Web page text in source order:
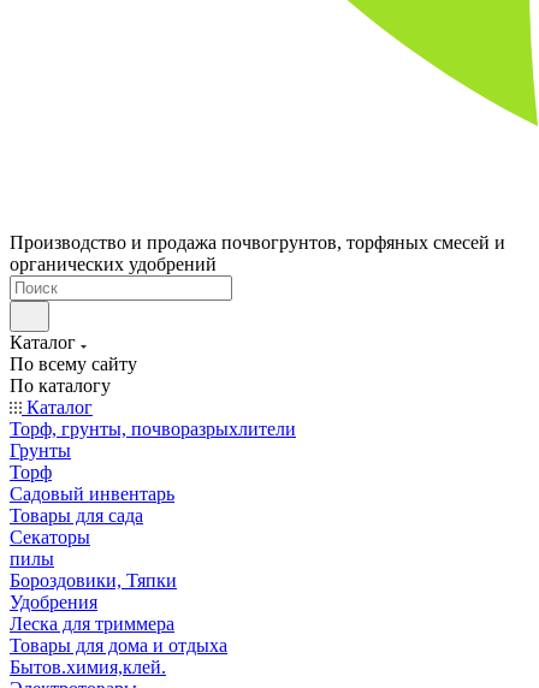
Производство и продажа почвогрунтов, торфяных смесей и
органических удобрений
Каталог
По всему сайту
По каталогу
Каталог
Торф, грунты, почворазрыхлители
Грунты
Торф
Садовый инвентарь
Товары для сада
Секаторы
пилы
Бороздовики, Тяпки
Удобрения
Леска для триммера
Товары для дома и отдыха
Бытов.химия,клей.